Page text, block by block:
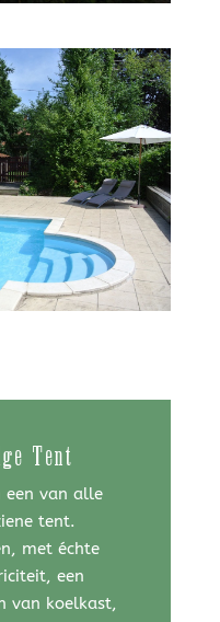
Tent
een van alle
tent.
met échte
een
van koelkast,